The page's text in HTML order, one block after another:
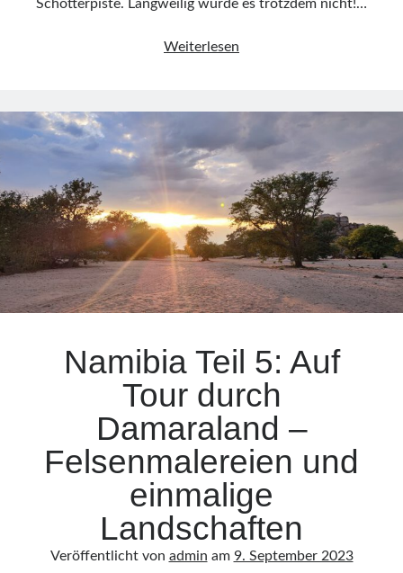
Schotterpiste. Langweilig wurde es trotzdem nicht!…
Weiterlesen
Küstennebel
der
Skeleton
Coast
Namibia Teil 5: Auf
Tour durch
Damaraland –
Felsenmalereien und
einmalige
Landschaften
Veröffentlicht von admin am 9. September 2023